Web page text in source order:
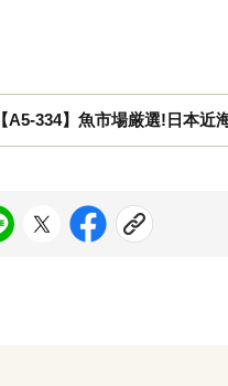
【A5-334】魚市場厳選!日本近